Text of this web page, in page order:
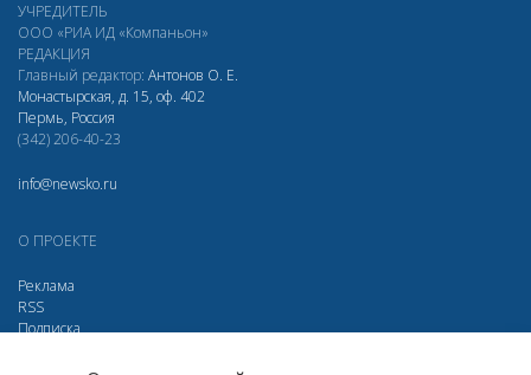
УЧРЕДИТЕЛЬ
ООО «РИА ИД «Компаньон»
РЕДАКЦИЯ
Главный редактор: Антонов О. Е.
Монастырская, д. 15, оф. 402
Пермь, Россия
(342) 206-40-23
info@newsko.ru
О ПРОЕКТЕ
Реклама
RSS
Подписка